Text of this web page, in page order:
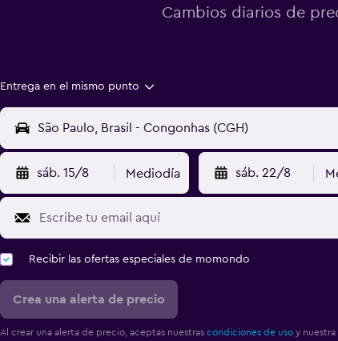
Cambios diarios de
Entrega en el mismo punto
sáb. 15/8 Mediodía sáb. 22/8
Recibir las ofertas especiales de momondo
Crea una alerta de precio
Al crear una alerta de precio, aceptas nuestras condiciones de usoy nuestra